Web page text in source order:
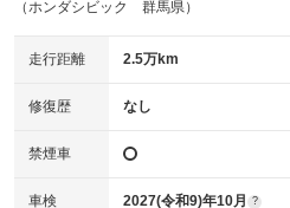
（ホンダシビック 群馬県）
走行距離 2.5万km
修復歴 なし
禁煙車
車検 2027(令和9)年10月 ?